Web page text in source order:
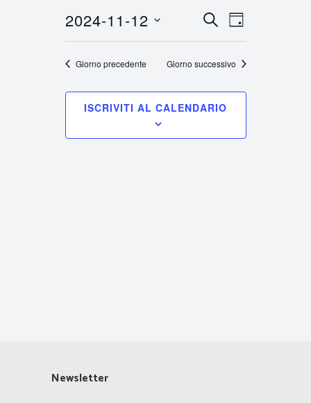
Eventi
Ricerca
e
viste
Navigazione
CERCAEvento
Viste
GIORNO
2024-11-12
data.
Giorno precedente Giorno successivo
ISCRIVITI AL CALENDARIO
Newsletter